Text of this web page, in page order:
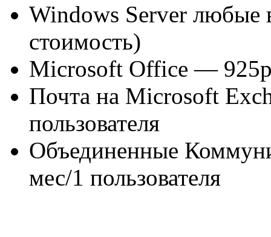
Windows Server
стоимость)
Microsoft Office —
Почта на Microsoft
пользователя
Объединенные
мес/1 пользователя